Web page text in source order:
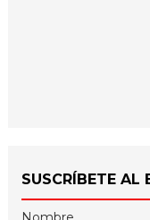
SUSCRÍBETE AL